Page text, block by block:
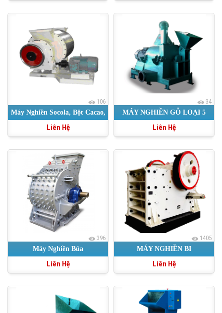
106
Máy Nghiền Socola, Bột Cacao,
Nghiền Siêu Mịn
Liên Hệ
34
MÁY NGHIỀN GỖ LOẠI 5
TẤN
Liên Hệ
396
Máy Nghiền Búa
Liên Hệ
1405
MÁY NGHIỀN BI
Liên Hệ